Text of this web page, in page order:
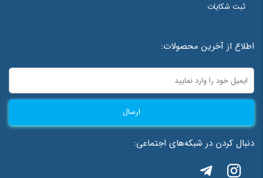
ثبت شکایات
اطلاع از آخرین محصولات:
ارسال
دنبال کردن در شبکه‌های اجتماعی: